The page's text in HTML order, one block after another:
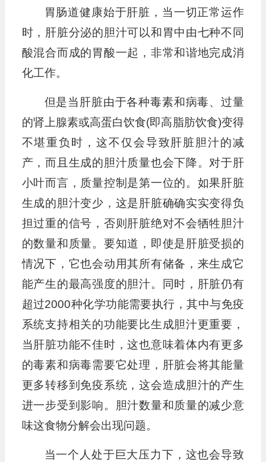
胃肠道健康始于肝脏，当一切正常运作
时，肝脏分泌的胆汁可以和胃中由七种不同
酸混合而成的胃酸一起，非常和谐地完成消
化工作。
但是当肝脏由于各种毒素和病毒、过量
的肾上腺素或高蛋白饮食(即高脂肪饮食)变得
不堪重负时，这不仅会导致肝脏胆汁的减
产，而且生成的胆汁质量也会下降。对于肝
小叶而言，质量控制是第一位的。如果肝脏
生成的胆汁变少，这是肝脏确确实实变得负
担过重的信号，否则肝脏绝对不会牺牲胆汁
的数量和质量。要知道，即使是肝脏受损的
情况下，它也会动用其所有储备，来生成它
能产生的最高强度的胆汁。同时，肝脏仍有
超过2000种化学功能需要执行，其中与免疫
系统支持相关的功能要比生成胆汁更重要，
当肝脏功能不佳时，这也意味着体内有更多
的毒素和病毒需要它处理，肝脏会将其能量
更多转移到免疫系统，这会造成胆汁的产生
进一步受到影响。胆汁数量和质量的减少意
味这食物分解会出现问题。
当一个人处于巨大压力下，这也会导致